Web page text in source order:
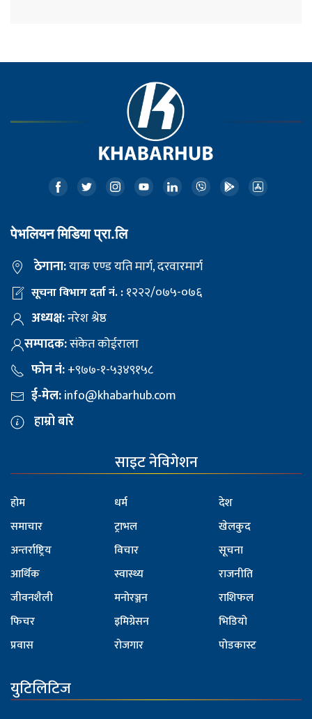
पेभलियन मिडिया प्रा.लि
ठेगाना:याक एण्ड यति मार्ग, दरवारमार्ग
सूचना विभाग दर्ता नं. :१२२२/०७५-०७६
अध्यक्ष:नरेश श्रेष्ठ
सम्पादक:संकेत कोईराला
फोन नं:+९७७-१-५३४९१५८
ई-मेल:info@khabarhub.com
हाम्रो बारे
साइट नेविगेशन
होम
समाचार
अन्तर्राष्ट्रिय
आर्थिक
जीवनशैली
फिचर
प्रवास
धर्म
ट्राभल
विचार
स्वास्थ्य
मनोरञ्जन
इमिग्रेसन
रोजगार
देश
खेलकुद
सूचना
राजनीति
राशिफल
भिडियो
पोडकास्ट
युटिलिटिज